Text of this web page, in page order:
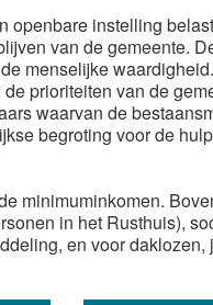
openbare instelling
van de gemeente.
menselijke
prioriteiten van de
waarvan de
begroting voor de
minimuminkomen.
in het Rusthuis),
en voor daklozen,